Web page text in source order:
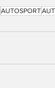
AUTOSPORT